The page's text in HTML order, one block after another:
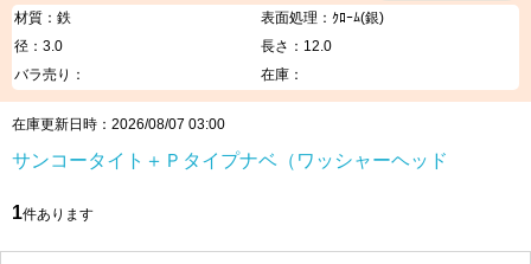
材質：鉄
表面処理：ｸﾛｰﾑ(銀)
径：3.0
長さ：12.0
バラ売り：
在庫：
在庫更新日時：2026/08/07 03:00
サンコータイト＋Ｐタイプナベ（ワッシャーヘッド
1件あります